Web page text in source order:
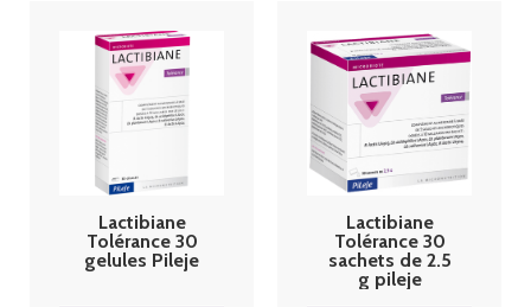
Lactibiane
Tolérance 30
gelules Pileje
Lactibiane
Tolérance 30
sachets de 2.5
g pileje